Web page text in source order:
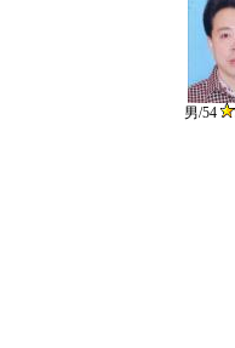
男/54